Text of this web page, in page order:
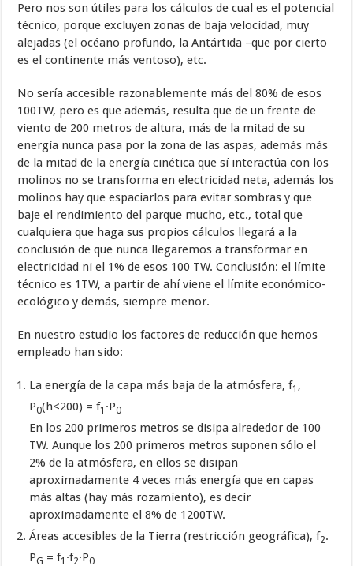
Pero nos son útiles para los cálculos de cual es el potencial
técnico, porque excluyen zonas de baja velocidad, muy
alejadas (el océano profundo, la Antártida –que por cierto
es el continente más ventoso), etc.
No sería accesible razonablemente más del 80% de esos
100TW, pero es que además, resulta que de un frente de
viento de 200 metros de altura, más de la mitad de su
energía nunca pasa por la zona de las aspas, además más
de la mitad de la energía cinética que sí interactúa con los
molinos no se transforma en electricidad neta, además los
molinos hay que espaciarlos para evitar sombras y que
baje el rendimiento del parque mucho, etc., total que
cualquiera que haga sus propios cálculos llegará a la
conclusión de que nunca llegaremos a transformar en
electricidad ni el 1% de esos 100 TW. Conclusión: el límite
técnico es 1TW, a partir de ahí viene el límite económico-
ecológico y demás, siempre menor.
En nuestro estudio los factores de reducción que hemos
empleado han sido:
La energía de la capa más baja de la atmósfera, f1,
P0(h<200) = f1 ·P0
En los 200 primeros metros se disipa alrededor de 100
TW. Aunque los 200 primeros metros suponen sólo el
2% de la atmósfera, en ellos se disipan
aproximadamente 4 veces más energía que en capas
más altas (hay más rozamiento), es decir
aproximadamente el 8% de 1200TW.
Áreas accesibles de la Tierra (restricción geográfica), f2.
PG = f1 ·f2·P0